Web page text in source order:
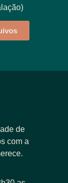
de
com a